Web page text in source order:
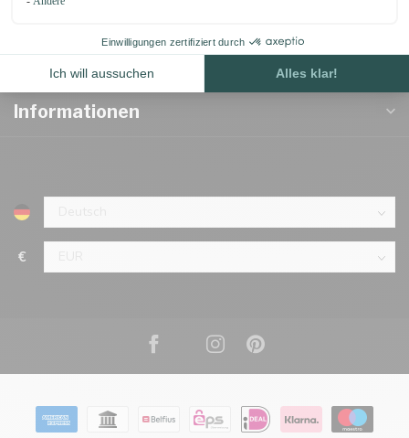
support@123paracord.de
Kategorien
Informationen
€